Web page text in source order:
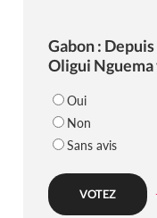
Gabon :
Oligui
Oui
Non
Sans avis